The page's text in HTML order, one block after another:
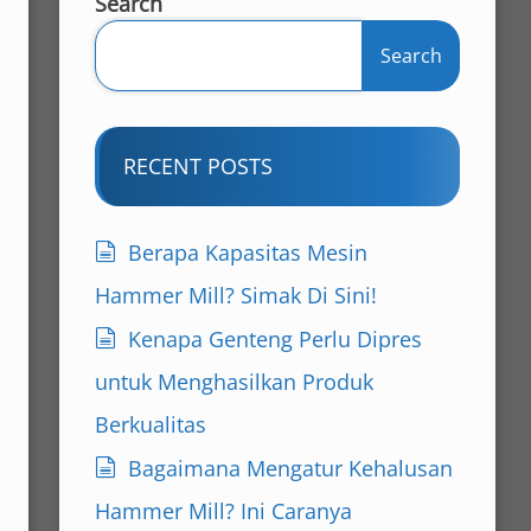
Search
RECENT POSTS
Berapa Kapasitas Mesin
Hammer Mill? Simak Di Sini!
Kenapa Genteng Perlu Dipres
untuk Menghasilkan Produk
Berkualitas
Bagaimana Mengatur Kehalusan
Hammer Mill? Ini Caranya